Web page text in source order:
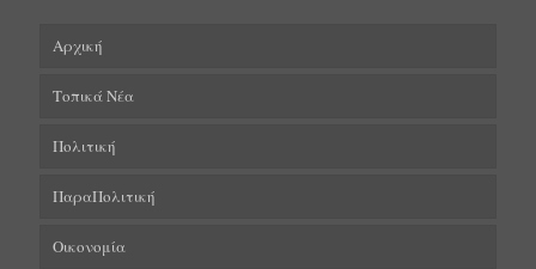
Αρχική
Τοπικά Νέα
Πολιτική
ΠαραΠολιτική
Οικονομία